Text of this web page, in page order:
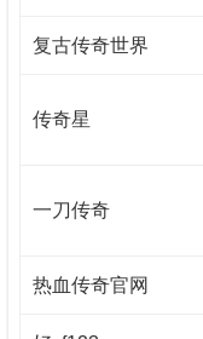
复古传奇世界
传奇星
一刀传奇
热血传奇官网